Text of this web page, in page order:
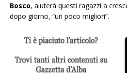
Bosco, aiuterà questi ragazzi a
dopo giorno, “un poco migliori”.